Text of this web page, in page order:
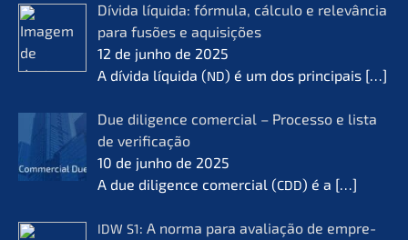
Dívida líqui­da: fórmu­la, cálcu­lo e relevân­cia
para fusões e aquisi­ções
12 de junho de 2025
A dívida líqui­da (ND) é um dos princi­pais […]
Due diligence comer­cial – Proces­so e lista
de verifi­ca­ção
10 de junho de 2025
A due diligence comer­cial (CDD) é a […]
IDW S1: A norma para avalia­ção de empre­